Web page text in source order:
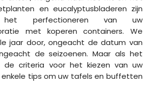
en eucalyptusbladeren zijn
perfectioneren van uw
met koperen containers. We
jaar door, ongeacht de datum van
de seizoenen. Maar als het
de criteria voor het kiezen van uw
enkele tips om uw tafels en buffetten